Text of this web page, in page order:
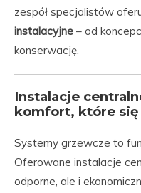
zespół specjalistów
instalacyjne – od
konserwację.
Instalacje
komfort, które się
Systemy grzewcze to
Oferowane instalacje
odporne, ale i